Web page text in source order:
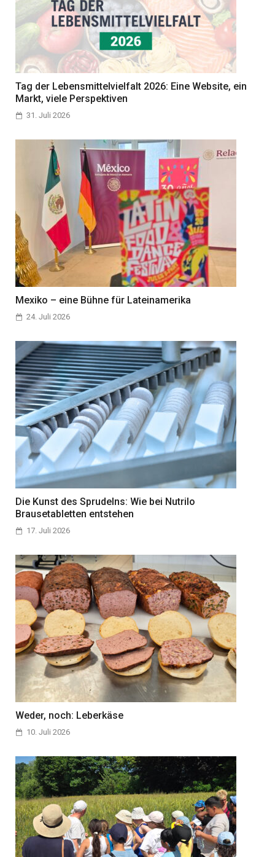
Tag der Lebensmittelvielfalt 2026: Eine Website, ein
Markt, viele Perspektiven
31. Juli 2026
Mexiko – eine Bühne für Lateinamerika
24. Juli 2026
Die Kunst des Sprudelns: Wie bei Nutrilo
Brausetabletten entstehen
17. Juli 2026
Weder, noch: Leberkäse
10. Juli 2026